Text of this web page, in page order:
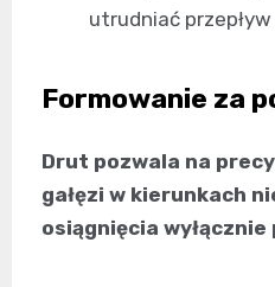
utrudniać
Formowanie za
Drut pozwala na
gałęzi w kierunkach
osiągnięcia